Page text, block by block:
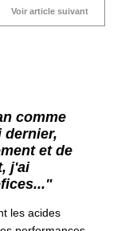
Voir article suivant
comme
dernier,
et de
j'ai
les acides